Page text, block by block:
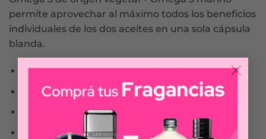
×
permite aprovechar al máximo todos los beneficios
individuales de los dos aceites en una sola cápsula
blanda.
Omega 3 vegetal de chía + Omega 3 marino
Ayuda a disminuir el riesgo cardiovascular.
Ayuda a disminuir el colesterol.
Favorece la reducción de los triglicéridos.